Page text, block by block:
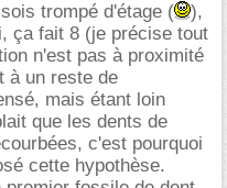
trompé d'étage (
),
ça fait 8 (je précise tout
n'est pas à proximité
à un reste de
mais étant loin
que les dents de
c'est pourquoi
cette hypothèse.